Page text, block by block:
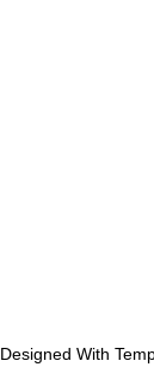
Designed With